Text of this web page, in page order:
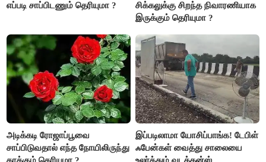
எப்படி சாப்பிடணும் தெரியுமா ?
சிக்கலுக்கு சிறந்த நிவாரணியாக
இருக்கும் தெரியுமா ?
அடிக்கடி ரோஜாப்பூவை
சாப்பிடுவதால் எந்த நோயிலிருந்து
இப்படிலாமா யோசிப்பாங்க! டேபிள்
ஃபேன்கள் வைத்து சாலையை